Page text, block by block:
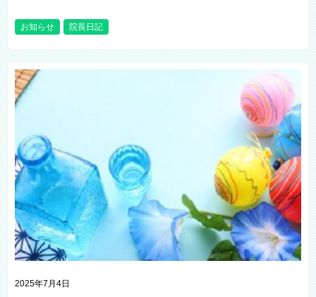
お知らせ 院長日記
2025年7月4日